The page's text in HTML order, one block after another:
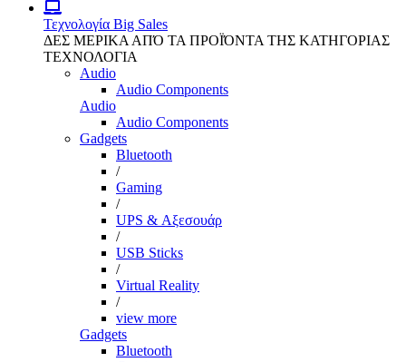
Τεχνολογία Big Sales
ΔΕΣ ΜΕΡΙΚΑ ΑΠΌ ΤΑ ΠΡΟΪΌΝΤΑ ΤΗΣ ΚΑΤΗΓΟΡΙΑΣ
ΤΕΧΝΟΛΟΓΙΑ
Audio
Audio Components
Audio
Audio Components
Gadgets
Bluetooth
/
Gaming
/
UPS & Αξεσουάρ
/
USB Sticks
/
Virtual Reality
/
view more
Gadgets
Bluetooth